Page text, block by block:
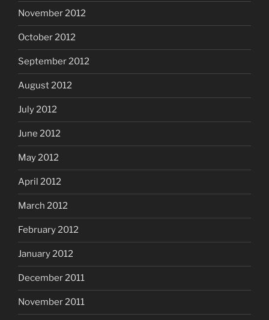
November 2012
October 2012
September 2012
August 2012
July 2012
June 2012
May 2012
April 2012
March 2012
February 2012
January 2012
December 2011
November 2011